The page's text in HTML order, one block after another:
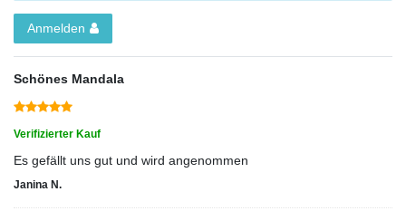
Anmelden
Schönes Mandala
Verifizierter Kauf
Es gefällt uns gut und wird angenommen
Janina N.